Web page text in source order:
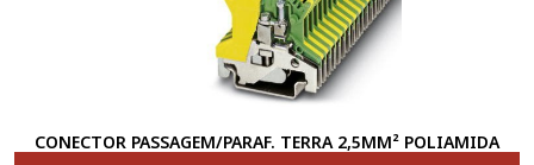
CONECTOR PASSAGEM/PARAF. TERRA 2,5MM² POLIAMIDA